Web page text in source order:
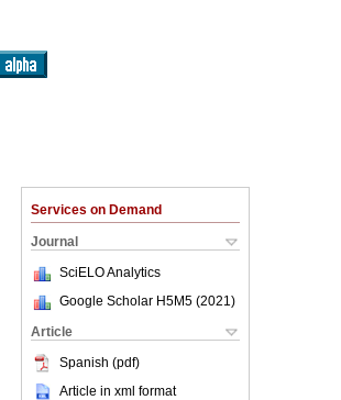
Services on Demand
Journal
SciELO Analytics
Google Scholar H5M5 (2021 )
Article
Spanish (pdf)
Article in xml format